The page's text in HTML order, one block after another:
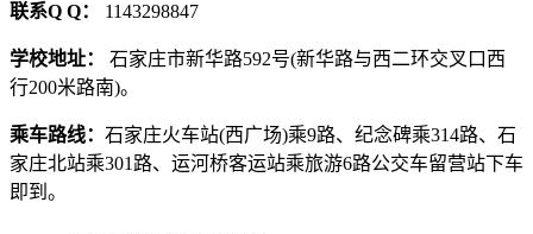
联系Q Q： 1143298847
学校地址： 石家庄市新华路592号(新华路与西二环交叉口西
行200米路南)。
乘车路线： 石家庄火车站(西广场)乘9路、纪念碑乘314路、石
家庄北站乘301路、运河桥客运站乘旅游6路公交车留营站下车
即到。